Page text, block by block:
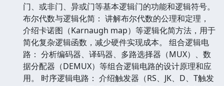
门、或非门、异或门等基本逻辑门的功能和逻辑符号。
布尔代数与逻辑化简： 讲解布尔代数的公理和定理，
介绍卡诺图（Karnaugh map）等逻辑化简方法，用于
简化复杂逻辑函数，减少硬件实现成本。 组合逻辑电
路： 分析编码器、译码器、多路选择器（MUX）、数
据分配器（DEMUX）等组合逻辑电路的设计原理和应
用。 时序逻辑电路： 介绍触发器（RS、JK、D、T触发